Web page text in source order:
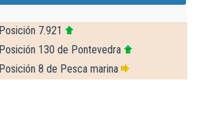
Posición 7.921
Posición 130 de Pontevedra
Posición 8 de Pesca marina